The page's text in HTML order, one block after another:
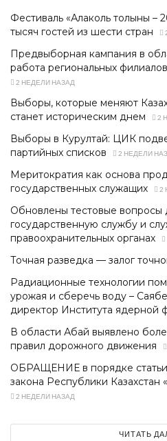
Фестиваль «Алаколь толқыны –
тысяч гостей из шести стран
Предвыборная кампания в
работа региональных
2 НЕДЕЛИ НАЗАД
Выборы, которые меняют
станет историческим днем
2
Выборы в Курултай: ЦИК
партийных списков
2 НЕДЕЛИ
Меритократия как основа
государственных служащих
2
Обновлены тестовые вопросы
государственную службу и
правоохранительных органах
Точная разведка — залог
Радиационные технологии
урожая и сберечь воду –
директор Института ядерной
В области Абай выявлено
правил дорожного движения
ОБРАЩЕНИЕ в порядке статьи
закона Республики Казахстан
2 НЕДЕЛИ НАЗАД
ЧИТАТЬ